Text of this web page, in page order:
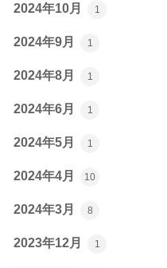
2024年10月 1
2024年9月 1
2024年8月 1
2024年6月 1
2024年5月 1
2024年4月 10
2024年3月 8
2023年12月 1